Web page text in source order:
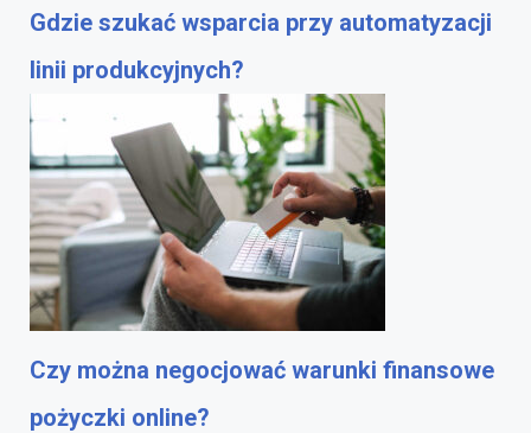
Gdzie szukać wsparcia przy automatyzacji
linii produkcyjnych?
Czy można negocjować warunki finansowe
pożyczki online?